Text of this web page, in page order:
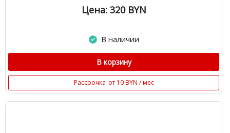
Цена: 320 BYN
В наличии
В корзину
Рассрочка от 10 BYN / мес